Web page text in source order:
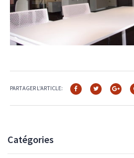
PARTAGER L'ARTICLE:
Catégories